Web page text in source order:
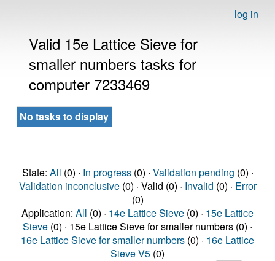
log in
Valid 15e Lattice Sieve for
smaller numbers tasks for
computer 7233469
No tasks to display
State: All (0) · In progress(0) · Validation pending (0) ·
Validation inconclusive(0) · Valid (0) · Invalid (0) · Error
(0)
Application: All (0) · 14e Lattice Sieve (0) · 15e Lattice
Sieve (0) · 15e Lattice Sieve for smaller numbers (0) ·
16e Lattice Sieve for smaller numbers (0) · 16e Lattice
Sieve V5 (0)